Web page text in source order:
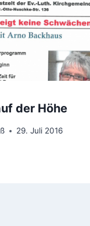
der Höhe
29. Juli 2016